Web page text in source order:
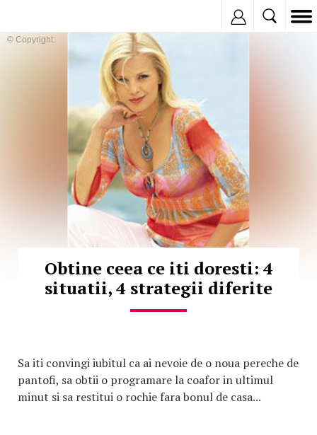
© Copyright:
Obtine ceea ce iti doresti: 4
situatii, 4 strategii diferite
Sa iti convingi iubitul ca ai nevoie de o noua pereche de
pantofi, sa obtii o programare la coafor in ultimul
minut si sa restitui o rochie fara bonul de casa...